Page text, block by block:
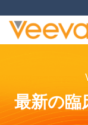
最新の臨